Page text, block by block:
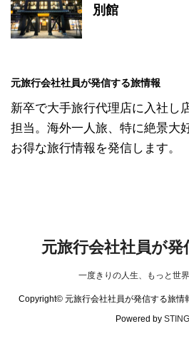
別館
元旅行会社社員が発信する旅情報
新卒で大手旅行代理店に入社し
担当。海外一人旅、特に絶景大
お得な旅行情報を発信します。
元旅行会社社員が発
一度きりの人生、もっと世
Copyright© 元旅行会社社員が発信する旅
Powered by